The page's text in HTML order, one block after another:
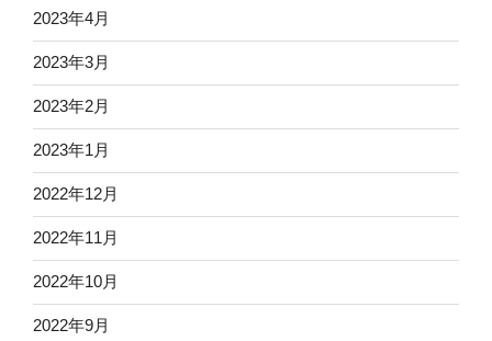
2023年4月
2023年3月
2023年2月
2023年1月
2022年12月
2022年11月
2022年10月
2022年9月